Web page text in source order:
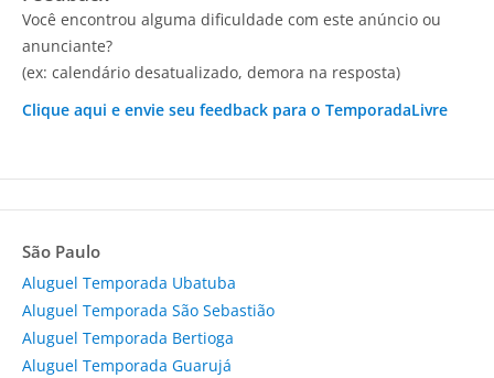
Você encontrou alguma dificuldade com este anúncio ou
anunciante?
(ex: calendário desatualizado, demora na resposta)
Clique aqui e envie seu feedback para o TemporadaLivre
São Paulo
Aluguel Temporada Ubatuba
Aluguel Temporada São Sebastião
Aluguel Temporada Bertioga
Aluguel Temporada Guarujá